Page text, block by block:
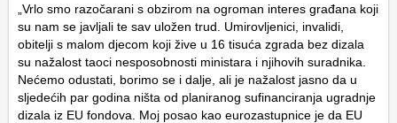
„Vrlo smo razočarani s obzirom na ogroman interes građana koji
su nam se javljali te sav uložen trud. Umirovljenici, invalidi,
obitelji s malom djecom koji žive u 16 tisuća zgrada bez dizala
su nažalost taoci nesposobnosti ministara i njihovih suradnika.
Nećemo odustati, borimo se i dalje, ali je nažalost jasno da u
sljedećih par godina ništa od planiranog sufinanciranja ugradnje
dizala iz EU fondova. Moj posao kao eurozastupnice je da EU